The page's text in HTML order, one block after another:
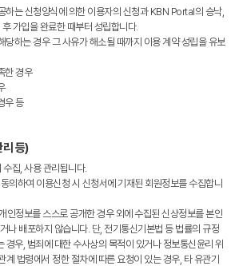
하는 신청양식에 의한 이용자의 신청과 KBN Portal의 승낙,
가입을 완료한 때부터 성립합니다.
하는 경우 그 사유가 해소될 때까지 이용 계약 성립을 유보
한 경우
우 등
리 등)
수집, 사용 관리됩니다.
의하여 이용신청 시 신청서에 기재된 회원정보를 수집합니
인정보를 스스로 공개한 경우 외에 수집된 신상정보를 본인
나 배포하지 않습니다. 단, 전기통신기본법 등 법률의 규정
경우, 범죄에 대한 수사상의 목적이 있거나 정보통신윤리 위
계 법령에서 정한 절차에 따른 요청이 있는 경우, 타 유관기